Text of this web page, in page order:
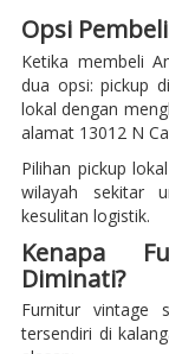
Opsi
Ketika membeli
dua opsi: pickup
lokal dengan
alamat 13012 N
Pilihan pickup
wilayah sekitar
kesulitan logistik.
Kenapa
Diminati?
Furnitur vintage
tersendiri di